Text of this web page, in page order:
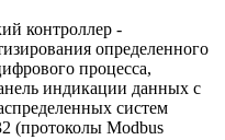
контроллер -
определенного
процесса,
индикации данных с
систем
(протоколы Modbus